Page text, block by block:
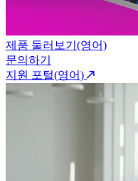
제품 둘러보기(영어)
문의하기
지원 포털(영어)